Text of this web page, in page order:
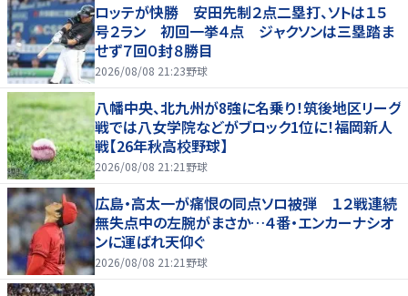
ロッテが快勝 安田先制２点二塁打、ソトは１５
号２ラン 初回一挙４点 ジャクソンは三塁踏ま
せず７回０封８勝目
2026/08/08 21:23野球
八幡中央、北九州が8強に名乗り！筑後地区リーグ
戦では八女学院などがブロック1位に！福岡新人
戦【26年秋高校野球】
2026/08/08 21:21 野球
広島・高太一が痛恨の同点ソロ被弾 １２戦連続
無失点中の左腕がまさか…４番・エンカーナシオ
ンに運ばれ天仰ぐ
2026/08/08 21:21 野球